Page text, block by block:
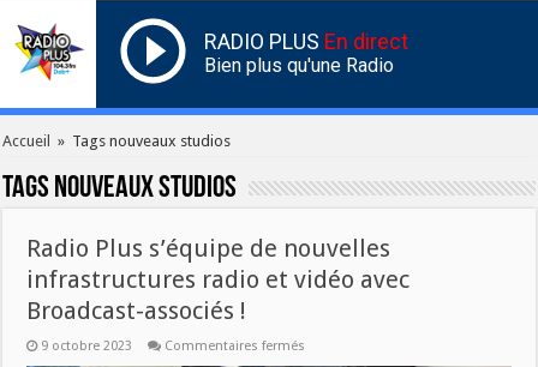
RADIO PLUS En direct
Bien plus qu'une Radio
Accueil » Tags nouveaux studios
Tags nouveaux studios
Radio Plus s’équipe de nouvelles
infrastructures radio et vidéo avec
Broadcast-associés !
9 octobre 2023 Commentaires fermés